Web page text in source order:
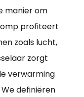
manier om
profiteert
zoals lucht,
zorgt
verwarming
definiëren